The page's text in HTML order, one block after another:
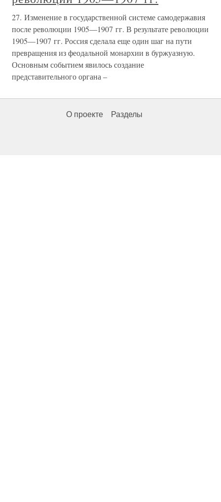
27. Изменение в государственной системе самодержавия
после революции 1905—1907 гг. В результате революции
1905—1907 гг. Россия сделала еще один шаг на пути
превращения из феодальной монархии в буржуазную.
Основным событием явилось создание
представительного органа –
О проекте Разделы